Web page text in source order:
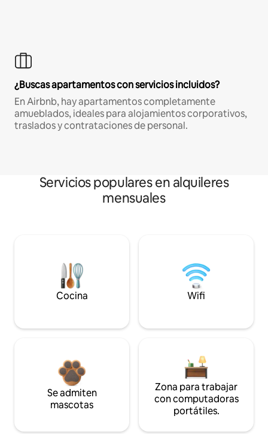
¿Buscas apartamentos con servicios incluidos?
En Airbnb, hay apartamentos completamente
amueblados, ideales para alojamientos corporativos,
traslados y contrataciones de personal.
Servicios populares en alquileres
mensuales
Cocina Wifi
Se admiten
mascotas
Zona para trabajar
con computadoras
portátiles.